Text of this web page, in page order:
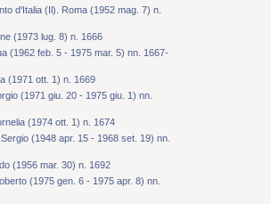
d'Italia (Il). Roma (1952 mag. 7) n.
(1973 lug. 8) n. 1666
(1962 feb. 5 - 1975 mar. 5) nn. 1667-
(1971 ott. 1) n. 1669
(1971 giu. 20 - 1975 giu. 1) nn.
(1974 ott. 1) n. 1674
(1948 apr. 15 - 1968 set. 19) nn.
(1956 mar. 30) n. 1692
(1975 gen. 6 - 1975 apr. 8) nn.